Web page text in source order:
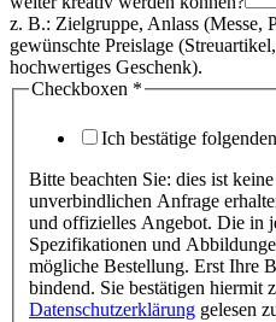
z. B.: Zielgruppe, Anlass (Messe,
gewünschte Preislage
hochwertiges Geschenk).
Checkboxen *
Ich bestätige
Bitte beachten Sie: dies ist
unverbindlichen Anfrage
und offizielles Angebot. Die in
Spezifikationen und
mögliche Bestellung. Erst Ihre
bindend. Sie bestätigen hiermit
Datenschutzerklärung gelesen